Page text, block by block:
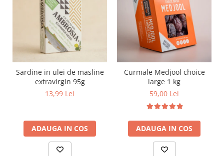
Sardine in ulei de masline
extravirgin 95g
13,99 Lei
ADAUGA IN COS
Curmale Medjool choice
large 1 kg
59,00 Lei
ADAUGA IN COS